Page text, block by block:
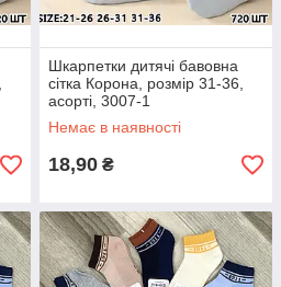
Шкарпетки дитячі бавовна
сітка Корона, розмір 31-36,
асорті, 3007-1
Немає в наявності
18,90 ₴